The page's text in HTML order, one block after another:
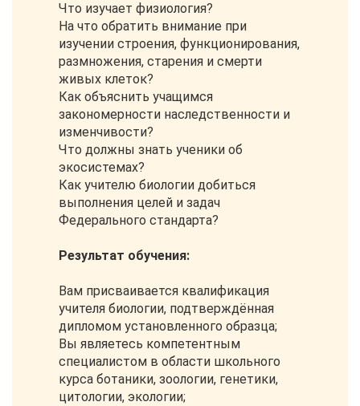
Что изучает физиология?
На что обратить внимание при
изучении строения, функционирования,
размножения, старения и смерти
живых клеток?
Как объяснить учащимся
закономерности наследственности и
изменчивости?
Что должны знать ученики об
экосистемах?
Как учителю биологии добиться
выполнения целей и задач
Федерального стандарта?
Результат обучения:
Вам присваивается квалификация
учителя биологии, подтверждённая
дипломом установленного образца;
Вы являетесь компетентным
специалистом в области школьного
курса ботаники, зоологии, генетики,
цитологии, экологии;